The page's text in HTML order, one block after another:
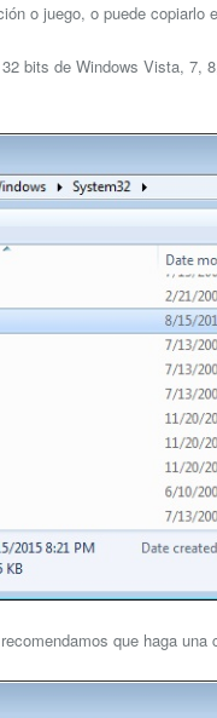
o juego, o puede copiarlo
bits de Windows Vista, 7,
que haga una